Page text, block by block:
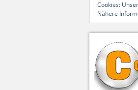
Cookies:
Nähere